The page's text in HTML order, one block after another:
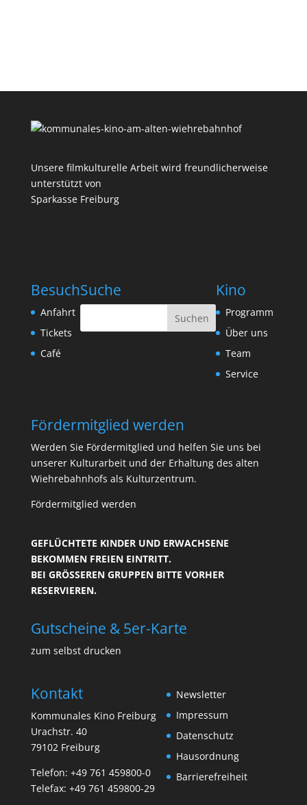
Unsere filmkulturelle Arbeit wird freundlicherweise
unterstützt von
Sparkasse Freiburg
Besuch
Anfahrt
Tickets
Café
Suche Kino
Programm
Über uns
Team
Service
Fördermitglied werden
Werden Sie Fördermitglied und helfen Sie uns bei
unserer Kulturarbeit und der Erhaltung des alten
Wiehrebahnhofs als Kulturzentrum.
Fördermitglied werden
GEFLÜCHTETE KINDER UND ERWACHSENE
BEKOMMEN FREIEN EINTRITT.
BEI GRÖSSEREN GRUPPEN BITTE VORHER R
ESERVIEREN.
Gutscheine & 5er-Karte
zum selbst drucken
Kontakt
Kommunales Kino Freiburg
Urachstr. 40
79102 Freiburg
Telefon: +49 761 459800-0
Telefax: +49 761 459800-29
Newsletter
Impressum
Datenschutz
Hausordnung
Barrierefreiheit